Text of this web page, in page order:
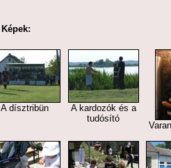
Képek:
A dísztribün
A kardozók és a
tudósító